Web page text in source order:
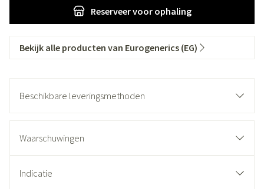
Reserveervoor ophaling
Bekijk alle producten van Eurogenerics (EG)
Beschikbare leveringsmethoden
Waarschuwingen
Indicatie